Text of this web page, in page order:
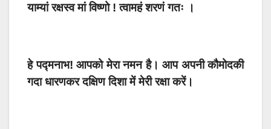
याम्यां रक्षस्व मां विष्णो ! त्वामहं शरणं गतः ।
हे पद्मनाभ! आपको मेरा नमन है। आप अपनी कौमोदकी
गदा धारणकर दक्षिण दिशा में मेरी रक्षा करें।